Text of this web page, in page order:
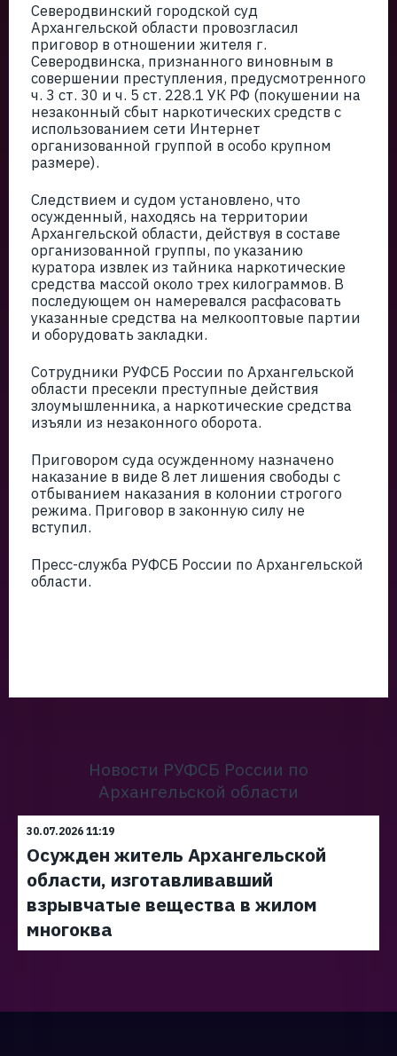
Северодвинский городской суд
Архангельской области провозгласил
приговор в отношении жителя г.
Северодвинска, признанного виновным в
совершении преступления, предусмотренного
ч. 3 ст. 30 и ч. 5 ст. 228.1 УК РФ (покушении на
незаконный сбыт наркотических средств с
использованием сети Интернет
организованной группой в особо крупном
размере).
Следствием и судом установлено, что
осужденный, находясь на территории
Архангельской области, действуя в составе
организованной группы, по указанию
куратора извлек из тайника наркотические
средства массой около трех килограммов. В
последующем он намеревался расфасовать
указанные средства на мелкооптовые партии
и оборудовать закладки.
Сотрудники РУФСБ России по Архангельской
области пресекли преступные действия
злоумышленника, а наркотические средства
изъяли из незаконного оборота.
Приговором суда осужденному назначено
наказание в виде 8 лет лишения свободы с
отбыванием наказания в колонии строгого
режима. Приговор в законную силу не
вступил.
Пресс-служба РУФСБ России по Архангельской
области.
Новости РУФСБ России по
Архангельской области
30.07.2026 11:19
Осужден житель Архангельской
области, изготавливавший
взрывчатые вещества в жилом
многоква